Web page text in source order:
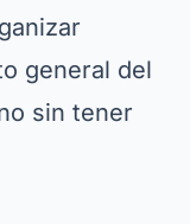
general del
sin tener